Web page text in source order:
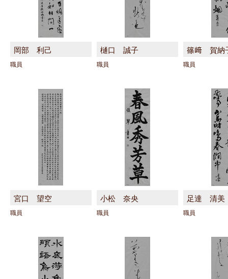
岡部 利己
職員
樋口 誠子
職員
篠﨑 賀納
職員
宮口 望空
職員
小松 奈央
職員
足達 清美
職員